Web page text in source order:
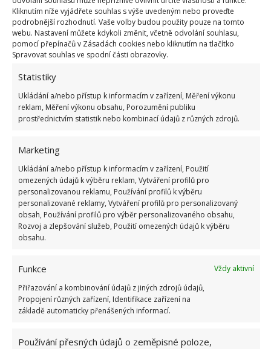
Kliknutím níže vyjádřete souhlas s výše uvedeným nebo proveďte
podrobnější rozhodnutí. Vaše volby budou použity pouze na tomto
webu. Nastavení můžete kdykoli změnit, včetně odvolání souhlasu,
pomocí přepínačů v Zásadách cookies nebo kliknutím na tlačítko
Spravovat souhlas ve spodní části obrazovky.
Statistiky
Ukládání a/nebo přístup k informacím v zařízení, Měření výkonu
reklam, Měření výkonu obsahu, Porozumění publiku
prostřednictvím statistik nebo kombinací údajů z různých zdrojů.
Marketing
Ukládání a/nebo přístup k informacím v zařízení, Použití
omezených údajů k výběru reklam, Vytváření profilů pro
personalizovanou reklamu, Používání profilů k výběru
personalizované reklamy, Vytváření profilů pro personalizovaný
obsah, Používání profilů pro výběr personalizovaného obsahu,
Rozvoj a zlepšování služeb, Použití omezených údajů k výběru
obsahu.
Funkce
Vždy aktivní
Přiřazování a kombinování údajů z jiných zdrojů údajů,
Propojení různých zařízení, Identifikace zařízení na
základě automaticky přenášených informací.
Používání přesných údajů o zeměpisné poloze,
Elektrické frézy– hodí se pro odklízení menších
ploch. Jsou snadno ovladatelné, lehké.
Dvoustupňové frézy– hodí se na tvrdší práci, k
úklidu pravidelné nadílky sněhu, poradí si i se
ztuhlým sněhem, který rozdrtí.
Obrázek: pixabay